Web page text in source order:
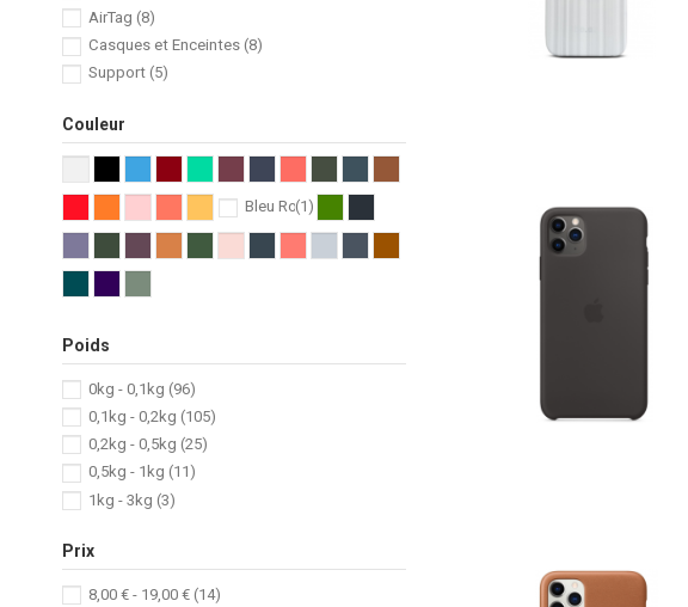
AirTag (8)
Casques et Enceintes (8)
Support (5)
Couleur
Bleu Rose
(1)
Poids
0kg - 0,1kg (96)
0,1kg - 0,2kg (105)
0,2kg - 0,5kg (25)
0,5kg - 1kg (11)
1kg - 3kg (3)
Prix
8,00 € - 19,00 € (14)